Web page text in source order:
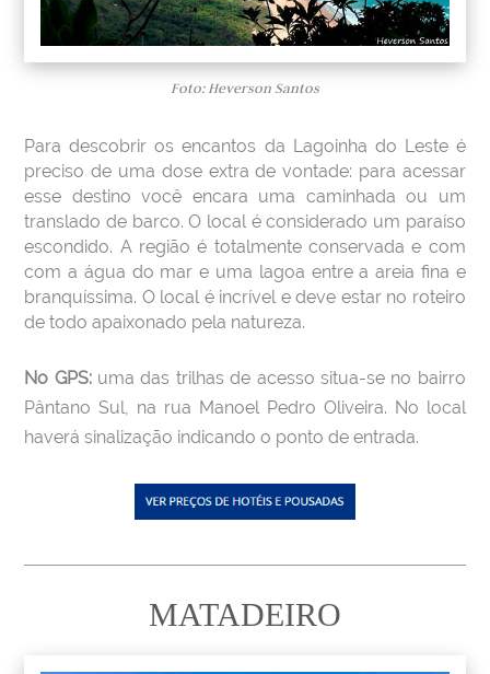
Foto: Heverson Santos
Para descobrir os encantos da Lagoinha do Leste é
preciso de uma dose extra de vontade: para acessar
esse destino você encara uma caminhada ou um
translado de barco. O local é considerado um paraíso
escondido. A região é totalmente conservada e com
com a água do mar e uma lagoa entre a areia fina e
branquíssima. O local é incrível e deve estar no roteiro
de todo apaixonado pela natureza.
No GPS: uma das trilhas de acesso situa-se no bairro
Pântano Sul, na rua Manoel Pedro Oliveira. No local
haverá sinalização indicando o ponto de entrada.
MATADEIRO